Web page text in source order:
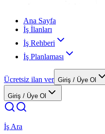
Ana Sayfa
İş İlanları
İş Rehberi
İş Planlaması
Ücretsiz ilan ver Giriş / Üye Ol
Giriş / Üye Ol
İş Ara